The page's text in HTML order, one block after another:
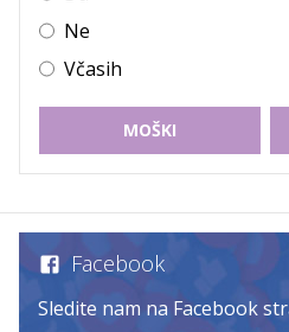
Ne
Včasih
MOŠKI
Facebook
Sledite nam na Facebook